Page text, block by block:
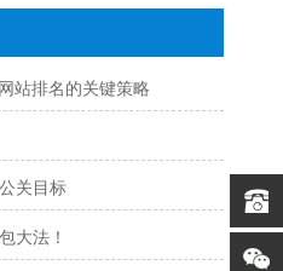
站排名的关键策略
关目标
大法！